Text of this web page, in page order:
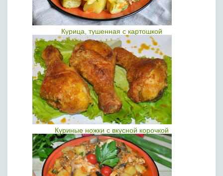
Курица, тушенная с картошкой
Куриные ножки с вкусной корочкой